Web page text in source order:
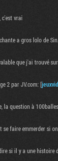
c'est vrai
a gros lolo de Sin.
que j'ai trouvé
2 par JV.com: [
la question à
se faire emmerder si
si il y a une histoire